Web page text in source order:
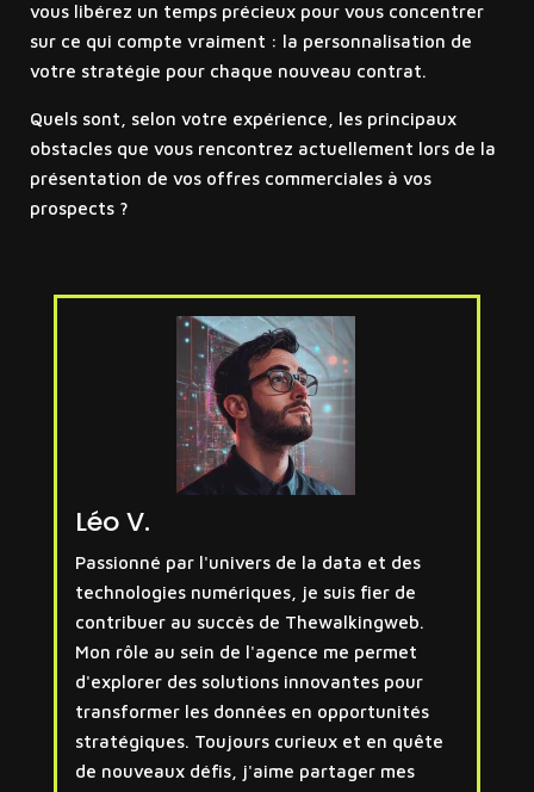
vous libérez un temps précieux pour vous concentrer
sur ce qui compte vraiment : la personnalisation de
votre stratégie pour chaque nouveau contrat.
Quels sont, selon votre expérience, les principaux
obstacles que vous rencontrez actuellement lors de la
présentation de vos offres commerciales à vos
prospects ?
Léo V.
Passionné par l'univers de la data et des
technologies numériques, je suis fier de
contribuer au succès de Thewalkingweb.
Mon rôle au sein de l'agence me permet
d'explorer des solutions innovantes pour
transformer les données en opportunités
stratégiques. Toujours curieux et en quête
de nouveaux défis, j'aime partager mes